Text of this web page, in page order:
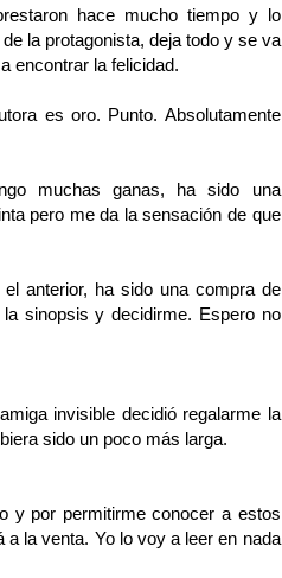
hace mucho tiempo y lo
la protagonista, deja todo y se va
encontrar la felicidad.
es oro. Punto. Absolutamente
muchas ganas, ha sido una
pero me da la sensación de que
anterior, ha sido una compra de
sinopsis y decidirme. Espero no
invisible decidió regalarme la
sido un poco más larga.
y por permitirme conocer a estos
la venta. Yo lo voy a leer en nada